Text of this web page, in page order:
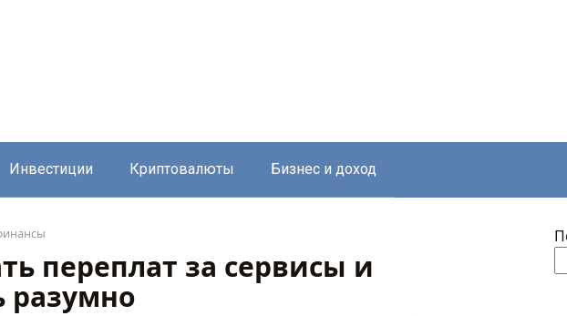
Инвестиции Криптовалюты Бизнес и доход
переплат за сервисы и
разумно